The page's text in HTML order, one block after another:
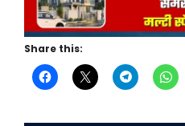
Share this: